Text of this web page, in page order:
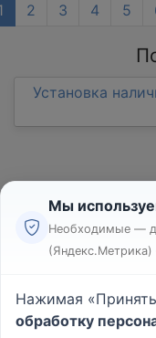
2 3 4 5
Установка
Мы
Необходимые —
Нажимая
обработку